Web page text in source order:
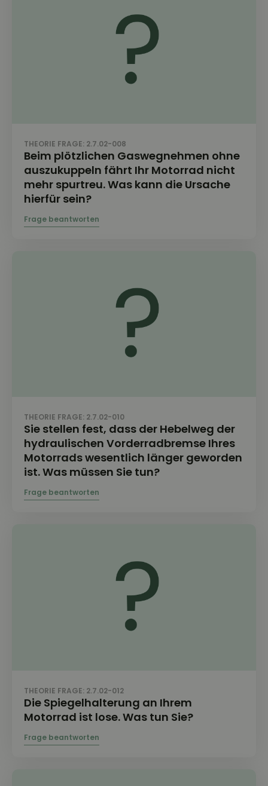
THEORIE FRAGE: 2.7.02-008
Beim plötzlichen Gaswegnehmen ohne
auszukuppeln fährt Ihr Motorrad nicht
mehr spurtreu. Was kann die Ursache
hierfür sein?
THEORIE FRAGE: 2.7.02-010
Sie stellen fest, dass der Hebelweg der
hydraulischen Vorderradbremse Ihres
Motorrads wesentlich länger geworden
ist. Was müssen Sie tun?
THEORIE FRAGE: 2.7.02-012
Die Spiegelhalterung an Ihrem
Motorrad ist lose. Was tun Sie?